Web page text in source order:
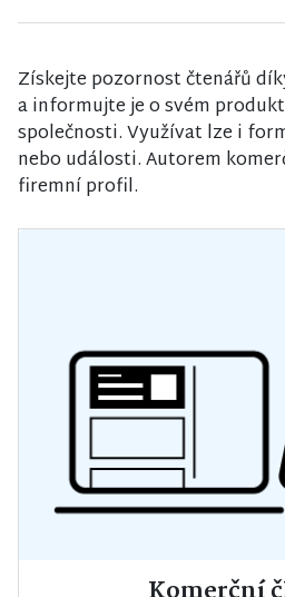
Získejte pozornost čtenářů
a informujte je o svém
společnosti. Využívat lze i
nebo události. Autorem
firemní profil.